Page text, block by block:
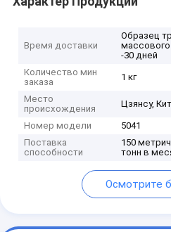
Время доставки
Образец
-30 дней
Количество мин
заказа
1 кг
Место
происхождения
Цзянсу,
Номер модели
5041
Поставка
способности
150
тонн в
Осмотрите